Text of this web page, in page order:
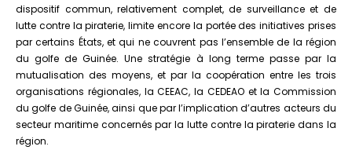
dispositif commun, relativement complet, de surveillance et de
lutte contre la piraterie, limite encore la portée des initiatives prises
par certains États, et qui ne couvrent pas l’ensemble de la région
du golfe de Guinée. Une stratégie à long terme passe par la
mutualisation des moyens, et par la coopération entre les trois
organisations régionales, la CEEAC, la CEDEAO et la Commission
du golfe de Guinée, ainsi que par l’implication d’autres acteurs du
secteur maritime concernés par la lutte contre la piraterie dans la
région.